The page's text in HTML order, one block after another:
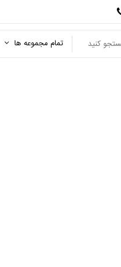
تمام مجموعه ها